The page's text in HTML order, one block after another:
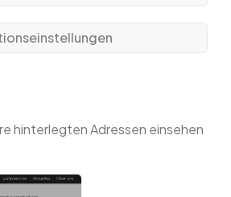
hinterlegten Adressen einsehen